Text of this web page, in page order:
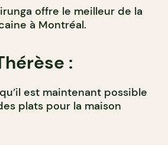
offre le meilleur de la
à Montréal.
:
est maintenant possible
plats pour la maison